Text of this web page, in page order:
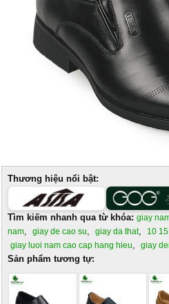
Thương hiệu nổi bật:
Tìm kiếm nhanh qua từ khóa: giay
nam, giay de cao su, giay da that, 10 15
giay luoi nam cao cap hang hieu, giay
Sản phẩm tương tự: